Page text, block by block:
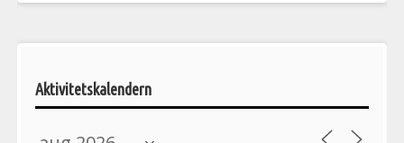
Aktivitetskalendern